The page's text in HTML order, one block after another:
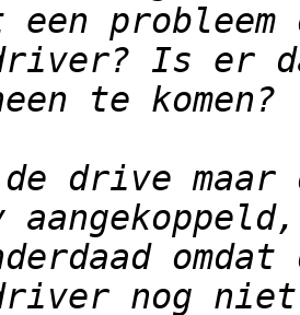
probleem
drive maar